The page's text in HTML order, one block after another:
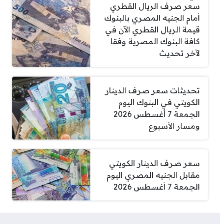
سعر صرف الريال القطري
أمام الجنيه المصري بالبنوك
قيمة الريال القطري الآن في
كافة البنوك المصرية وفقا
لآخر تحديث
تحديثات سعر صرف الدينار
الكويتي في البنوك اليوم
الجمعة 7 أغسطس 2026
ومسار الأسبوع
سعر صرف الدينار الكويتي
مقابل الجنيه المصري اليوم
الجمعة 7 أغسطس 2026